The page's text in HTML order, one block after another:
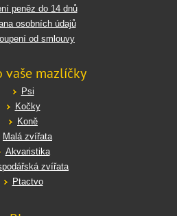
peněz do 14 dnů
osobních údajů
od smlouvy
vaše mazlíčky
Psi
Kočky
Koně
Malá zvířata
Akvaristika
zvířata
Ptactvo